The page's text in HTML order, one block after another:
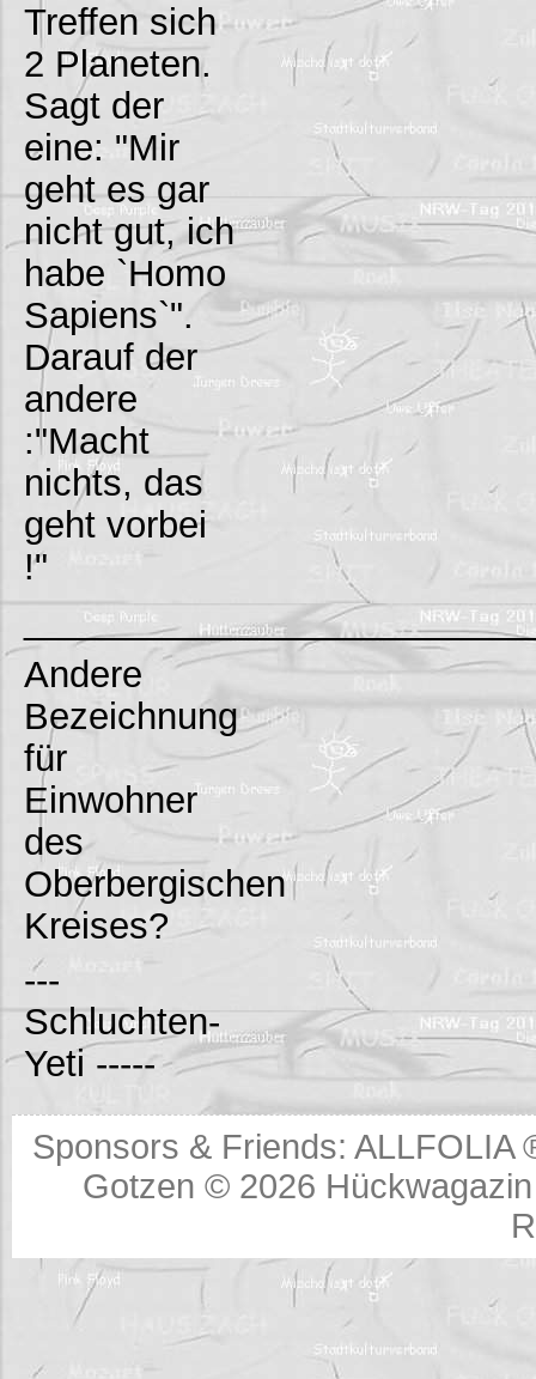
Treffen sich
2 Planeten.
Sagt der
eine: "Mir
geht es gar
nicht gut, ich
habe `Homo
Sapiens`".
Darauf der
andere
:"Macht
nichts, das
geht vorbei
!"
Andere
Bezeichnung
für
Einwohner
des
Oberbergischen
Kreises?
---
Schluchten-
Yeti -----
Sponsors & Friends:ALLFOLIA
Gotzen © 2026